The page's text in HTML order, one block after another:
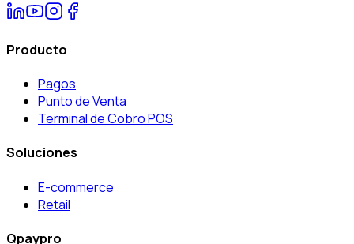
Producto
Pagos
Punto de Venta
Terminal de Cobro POS
Soluciones
E-commerce
Retail
Qpaypro